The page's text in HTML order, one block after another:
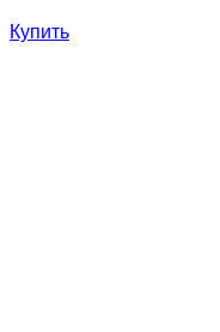
Купить